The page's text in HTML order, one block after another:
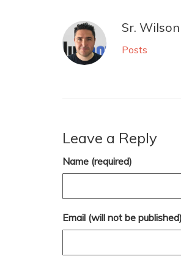
Sr. Wilson
Posts
Leave a Reply
Name (required)
Email (will not be